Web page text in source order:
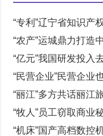
“专利”辽宁省知识产
“农产”运城鼎力打造
“亿元”我国研发投入
“民营企业”民营企业
“丽江”多方共话丽江
“牧人”员工窃取商业
“机床”国产高档数控